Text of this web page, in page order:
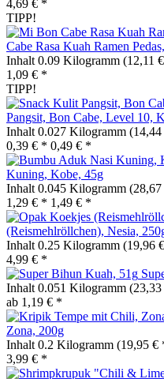
4,69 € *
TIPP!
Cabe Rasa Kuah Ramen
Inhalt 0.09 Kilogramm (12,11
1,09 € *
TIPP!
Pangsit, Bon Cabe, Level 10,
Inhalt 0.027 Kilogramm
0,39 € * 0,49 € *
Kuning, Kobe, 45g
Inhalt 0.045 Kilogramm
1,29 € * 1,49 € *
(Reismehlröllchen), Nesia,
Inhalt 0.25 Kilogramm (19,96
4,99 € *
Inhalt 0.051 Kilogramm
ab 1,19 € *
Zona, 200g
Inhalt 0.2 Kilogramm (19,95 €
3,99 € *